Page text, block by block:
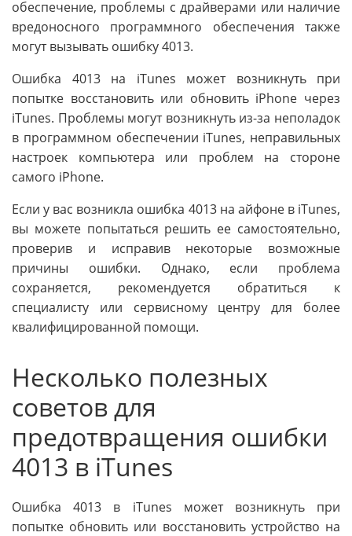
обеспечение, проблемы с драйверами или наличие
вредоносного программного обеспечения также
могут вызывать ошибку 4013.
Ошибка 4013 на iTunes может возникнуть при
попытке восстановить или обновить iPhone через
iTunes. Проблемы могут возникнуть из-за неполадок
в программном обеспечении iTunes, неправильных
настроек компьютера или проблем на стороне
самого iPhone.
Если у вас возникла ошибка 4013 на айфоне в iTunes,
вы можете попытаться решить ее самостоятельно,
проверив и исправив некоторые возможные
причины ошибки. Однако, если проблема
сохраняется, рекомендуется обратиться к
специалисту или сервисному центру для более
квалифицированной помощи.
Несколько полезных
советов для
предотвращения ошибки
4013 в iTunes
Ошибка 4013 в iTunes может возникнуть при
попытке обновить или восстановить устройство на